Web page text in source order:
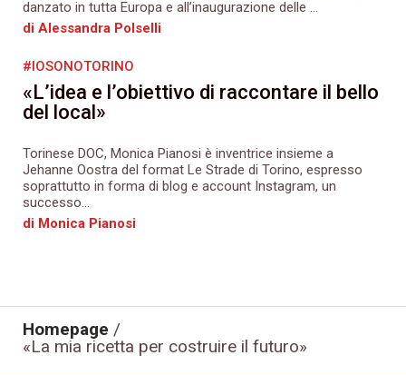
danzato in tutta Europa e all’inaugurazione delle ...
di Alessandra Polselli
#IOSONOTORINO
«L’idea e l’obiettivo di raccontare il bello
del local»
Torinese DOC, Monica Pianosi è inventrice insieme a
Jehanne Oostra del format Le Strade di Torino, espresso
soprattutto in forma di blog e account Instagram, un
successo...
di Monica Pianosi
Homepage /
«La mia ricetta per costruire il futuro»